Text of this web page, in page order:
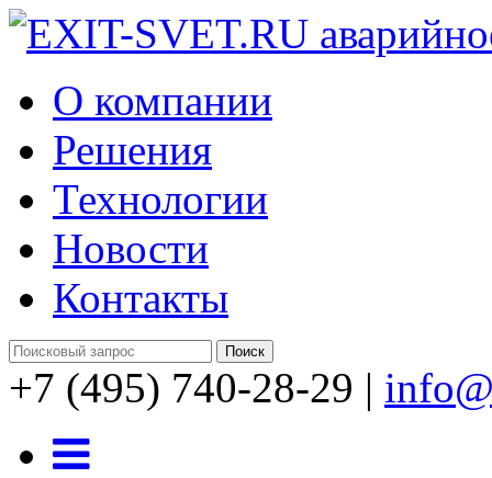
О компании
Решения
Технологии
Новости
Контакты
+7 (495) 740-28-29 |